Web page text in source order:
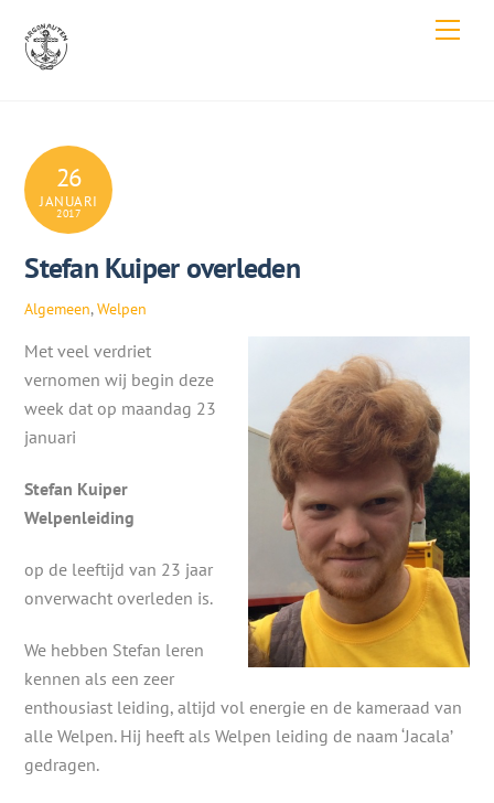
content
26
JANUARI
2017
Stefan Kuiper overleden
Algemeen,Welpen
Met veel verdriet
vernomen wij begin deze
week dat op maandag 23
januari
Stefan Kuiper
Welpenleiding
op de leeftijd van 23 jaar
onverwacht overleden is.
We hebben Stefan leren
kennen als een zeer
enthousiast leiding, altijd vol energie en de kameraad van
alle Welpen. Hij heeft als Welpen leiding de naam ‘Jacala’
gedragen.